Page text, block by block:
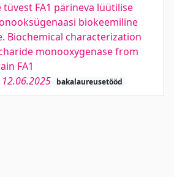
tüvest FA1 pärineva lüütilise
biokeemiline
Biochemical characterization
monooxygenase from
FA1
12.06.2025 bakalaureusetööd